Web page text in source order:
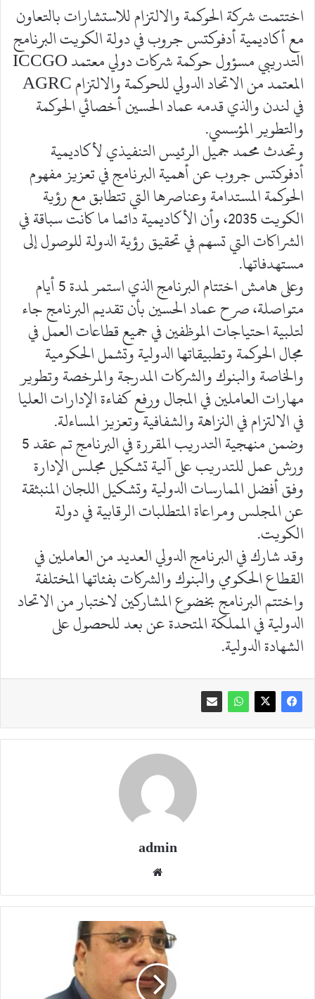
اختتمت شركة الحوكمة والالتزام للاستشارات بالتعاون
مع أكاديمية أدفوكتس جروب في دولة الكويت البرنامج
التدريبي مسؤول حوكمة شركات دولي معتمد ICCGO
المعتمد من الاتحاد الدولي للحوكمة والالتزام AGRC
في لندن والذي قدمه عماد الحسين أخصائي الحوكمة
والتطوير المؤسسي.
وتحدث محمد جميل الرئيس التنفيذي لأكاديمية
أدفوكتس جروب عن أهمية البرنامج في تعزيز مفهوم
الحوكمة المستدامة وعناصرها التي تتطابق مع رؤية
الكويت 2035، وأن الأكاديمية دائما ما كانت سباقة في
الشراكات التي تسهم في تحقيق رؤية الدولة للوصول إلى
مستهدفاتها.
وعلى هامش اختتام البرنامج الذي استمر لمدة 5 أيام
متواصلة، صرح عماد الحسين بأن تقديم البرنامج جاء
لتلبية احتياجات الموظفين في جميع قطاعات العمل في
مجال الحوكمة وتطبيقاتها الدولية وتشمل الحكومية
والخاصة والبنوك والشركات المدرجة والمرخصة وتطوير
مهارات العاملين في المجال ورفع كفاءة الإدارات العليا
في الالتزام في النزاهة والشفافية وتعزيز المساءلة.
وضمن منهجية التدريب المقررة في البرنامج تم عقد 5
ورش عمل للتدريب على آلية تشكيل مجلس الإدارة
وفق أفضل الممارسات الدولية وتشكيل اللجان المنبثقة
عن المجلس ومراعاة المتطلبات الرقابية في دولة
الكويت.
وقد شارك في البرنامج الدولي العديد من العاملين في
القطاع الحكومي والبنوك والشركات بفئاتها المختلفة
واختتم البرنامج بخضوع المشاركين لاختبار من الاتحاد
الدولية في المملكة المتحدة عن بعد للحصول على
الشهادة الدولية.
admin